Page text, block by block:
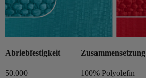
Abriebfestigkeit
50.000
Zusammensetzung
100% Polyolefin